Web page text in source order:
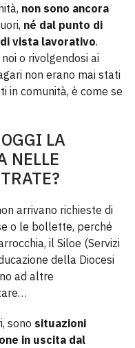
non sono ancora
né dal punto di
vista lavorativo.
o rivolgendosi ai
non erano mai stati
in comunità, è come se
LA
NELLE
arrivano richieste di
o le bollette, perché
il Siloe (Servizi
della Diocesi
ad altre
sono situazioni
in uscita dal